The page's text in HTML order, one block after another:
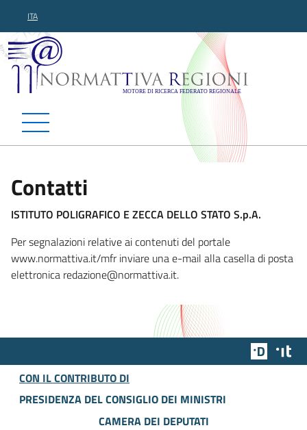
ITA
Normattiva Regioni -
Contatti
ISTITUTO POLIGRAFICO E ZECCA DELLO STATO S.p.A.
Per segnalazioni relative ai contenuti del portale
www.normattiva.it/mfr inviare una e-mail alla casella di posta
elettronica redazione@normattiva.it.
Team
CON IL CONTRIBUTO DI
PRESIDENZA DEL CONSIGLIO DEI MINISTRI
CAMERA DEI DEPUTATI